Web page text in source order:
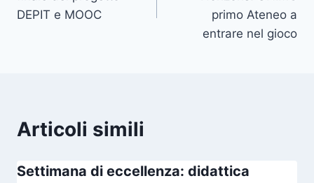
DEPIT e MOOC
primo Ateneo a
entrare nel gioco
Articoli simili
Settimana di eccellenza: didattica